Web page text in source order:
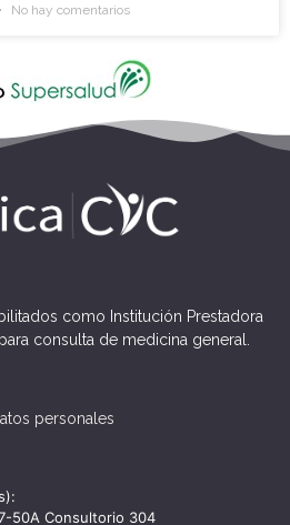
No hay comentarios
como Institución Prestadora
consulta de medicina general.
personales
50A Consultorio 304